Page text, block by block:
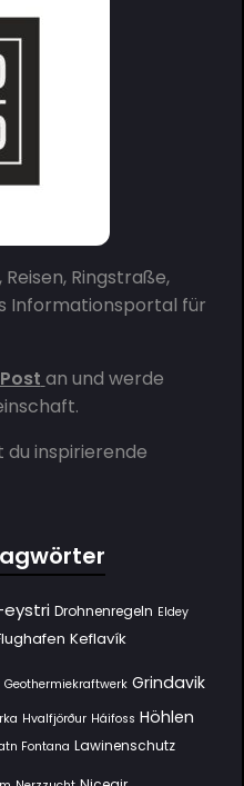
Ringstraße,
Informationsportal für
an und werde
.
du inspirierende
Drohnenregeln Eldey
Keflavík
Geothermiekraftwerk Grindavik
Hvalfjörður Háifoss Höhlen
Fontana Lawinenschutz